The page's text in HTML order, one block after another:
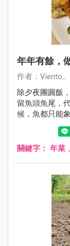
年年有餘，
作者：Viento
除夕夜團圓飯
留魚頭魚尾，
候，魚都只能
魚只要放隔餐
味。當了媳婦
美味，但是又
飯，大人小孩
關鍵字： 年菜